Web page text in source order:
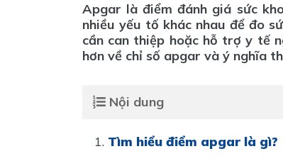
Apgar là điểm đánh giá sức
nhiều yếu tố khác nhau để đo
cần can thiệp hoặc hỗ trợ y tế
hơn về chỉ số apgar và ý nghĩa
Nội dung
Tìm hiểu điểm apgar là gì?